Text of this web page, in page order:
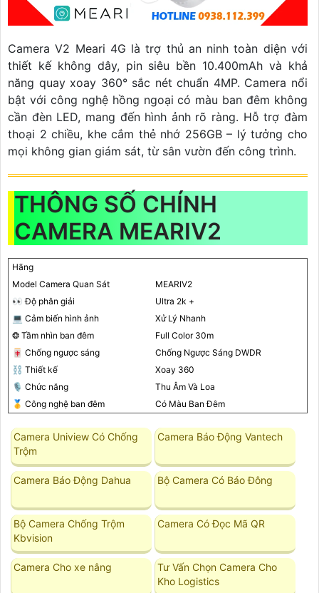
Camera V2 Meari 4G là trợ thủ an ninh toàn diện với
thiết kế không dây, pin siêu bền 10.400mAh và khả
năng quay xoay 360° sắc nét chuẩn 4MP. Camera nổi
bật với công nghệ hồng ngoại có màu ban đêm không
cần đèn LED, mang đến hình ảnh rõ ràng. Hỗ trợ đàm
thoại 2 chiều, khe cắm thẻ nhớ 256GB – lý tưởng cho
mọi không gian giám sát, từ sân vườn đến công trình.
THÔNG SỐ CHÍNH
CAMERA MEARIV2
Hãng
Model Camera Quan Sát
MEARIV2
️👀 Độ phân giải
Ultra 2k +
💻 Cảm biến hình ảnh
Xử Lý Nhanh
❂ Tầm nhìn ban đêm
Full Color 30m
🀄 Chống ngược sáng
Chống Ngược Sáng DWDR
⛓ Thiết kế
Xoay 360
🎙 Chức năng
Thu Âm Và Loa
🥇️ Công nghệ ban đêm
Có Màu Ban Ðêm
Camera Uniview Có Chống
Trộm
Camera Báo Động Vantech
Camera Báo Động Dahua Bộ Camera Có Báo Đông
Bộ Camera Chống Trộm
Kbvision
Camera Có Đọc Mã QR
Camera Cho xe nâng
Tư Vấn Chọn Camera Cho
Kho Logistics